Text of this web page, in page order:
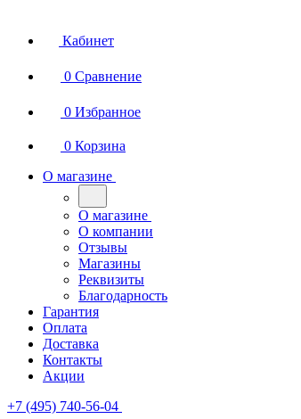
Кабинет
0 Сравнение
0 Избранное
0 Корзина
О магазине
О магазине
О компании
Отзывы
Магазины
Реквизиты
Благодарность
Гарантия
Оплата
Доставка
Контакты
Акции
+7 (495) 740-56-04